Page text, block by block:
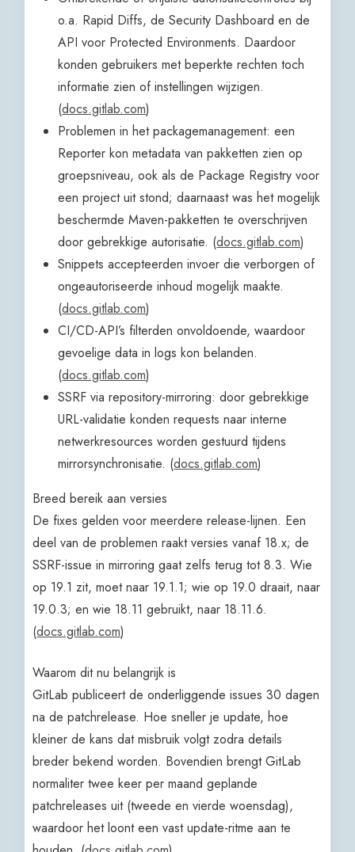
o.a. Rapid Diffs, de Security Dashboard en de
API voor Protected Environments. Daardoor
konden gebruikers met beperkte rechten toch
informatie zien of instellingen wijzigen.
(docs.gitlab.com)
Problemen in het packagemanagement: een
Reporter kon metadata van pakketten zien op
groepsniveau, ook als de Package Registry voor
een project uit stond; daarnaast was het mogelijk
beschermde Maven-pakketten te overschrijven
door gebrekkige autorisatie. (docs.gitlab.com)
Snippets accepteerden invoer die verborgen of
ongeautoriseerde inhoud mogelijk maakte.
(docs.gitlab.com)
CI/CD-API’s filterden onvoldoende, waardoor
gevoelige data in logs kon belanden.
(docs.gitlab.com)
SSRF via repository-mirroring: door gebrekkige
URL-validatie konden requests naar interne
netwerkresources worden gestuurd tijdens
mirrorsynchronisatie. (docs.gitlab.com)
Breed bereik aan versies
De fixes gelden voor meerdere release-lijnen. Een
deel van de problemen raakt versies vanaf 18.x; de
SSRF-issue in mirroring gaat zelfs terug tot 8.3. Wie
op 19.1 zit, moet naar 19.1.1; wie op 19.0 draait, naar
19.0.3; en wie 18.11 gebruikt, naar 18.11.6.
(docs.gitlab.com)
Waarom dit nu belangrijk is
GitLab publiceert de onderliggende issues 30 dagen
na de patchrelease. Hoe sneller je update, hoe
kleiner de kans dat misbruik volgt zodra details
breder bekend worden. Bovendien brengt GitLab
normaliter twee keer per maand geplande
patchreleases uit (tweede en vierde woensdag),
waardoor het loont een vast update-ritme aan te